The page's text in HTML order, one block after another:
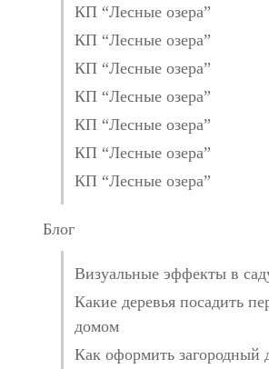
КП “Лесные озера”
КП “Лесные озера”
КП “Лесные озера”
КП “Лесные озера”
КП “Лесные озера”
КП “Лесные озера”
КП “Лесные озера”
Блог
Визуальные эффекты в
Какие деревья посадить
домом
Как оформить загородный